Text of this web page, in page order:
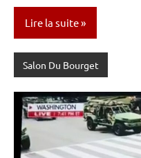
Lire la suite
Salon Du Bourget